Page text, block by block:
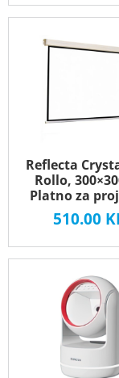
Reflecta
Rollo,
Platno za
510.00